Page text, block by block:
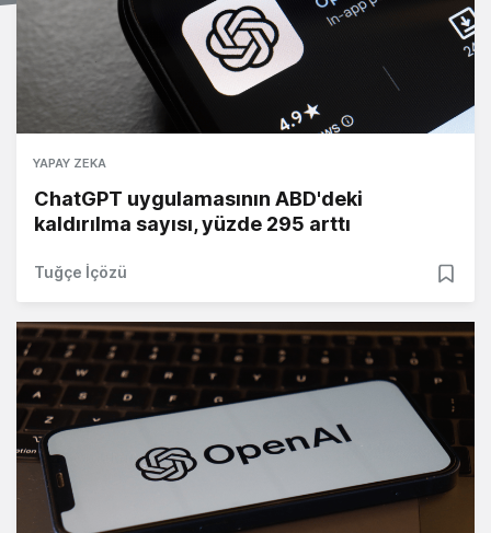
YAPAY ZEKA
ChatGPT uygulamasının ABD'deki
kaldırılma sayısı, yüzde 295 arttı
Tuğçe İçözü